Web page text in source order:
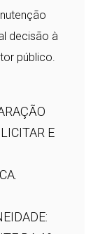
decisão à
público.
E